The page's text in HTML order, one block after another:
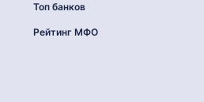
Топ банков
Рейтинг МФО